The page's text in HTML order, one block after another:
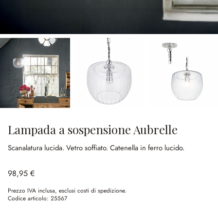
Lampada a sospensione Aubrelle
Scanalatura lucida. Vetro soffiato. Catenella in ferro lucido.
98,95 €
Prezzo IVA inclusa, esclusi costi di spedizione.
Codice articolo: 25567